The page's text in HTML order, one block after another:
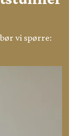
vi spørre: